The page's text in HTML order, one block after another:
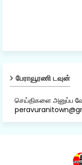
பேராவூரணி டவுன்
செய்திகளை அனுப்ப